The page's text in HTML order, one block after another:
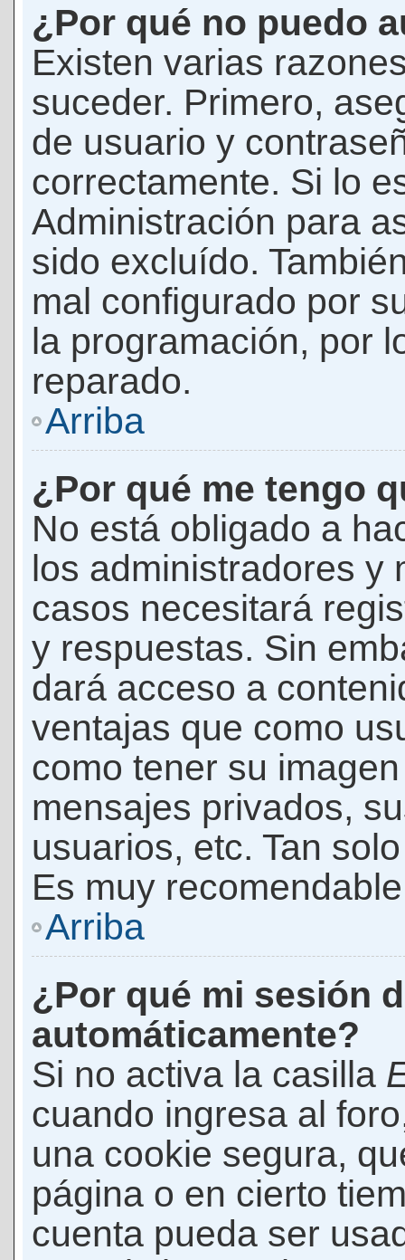
¿Por qué no puedo
Existen varias
suceder. Primero,
de usuario y
correctamente. Si lo
Administración para
sido excluído.
mal configurado por
la programación, por
reparado.
Arriba
¿Por qué me tengo
No está obligado a
los administradores y
casos necesitará
y respuestas. Sin
dará acceso a
ventajas que como
como tener su
mensajes privados,
usuarios, etc. Tan
Es muy
Arriba
¿Por qué mi sesión
automáticamente?
Si no activa la casilla
cuando ingresa al
una cookie segura,
página o en cierto
cuenta pueda ser